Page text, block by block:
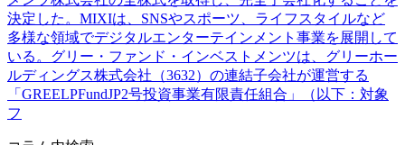
決定した。MIXIは、SNSやスポーツ、ライフスタイルなど
多様な領域でデジタルエンターテインメント事業を展開して
いる。グリー・ファンド・インベストメンツは、グリーホー
ルディングス株式会社（3632）の連結子会社が運営する
「GREELPFundJP2号投資事業有限責任組合」（以下：対象
フ